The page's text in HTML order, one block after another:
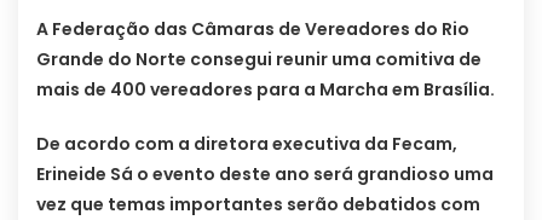
A Federação das Câmaras de Vereadores do Rio
Grande do Norte consegui reunir uma comitiva de
mais de 400 vereadores para a Marcha em Brasília.
De acordo com a diretora executiva da Fecam,
Erineide Sá o evento deste ano será grandioso uma
vez que temas importantes serão debatidos com